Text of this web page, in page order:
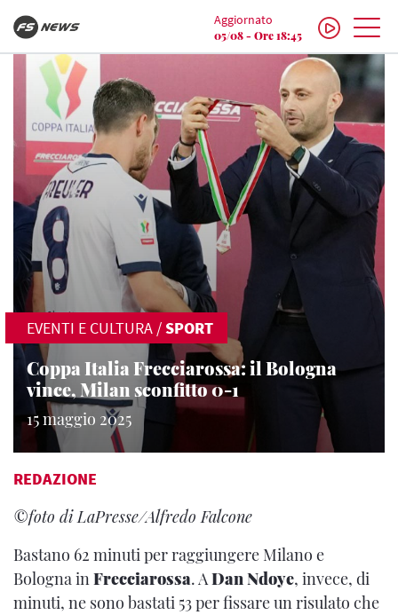
Aggiornato
05/08 - Ore 18:45
EVENTI E CULTURA /SPORT
Coppa Italia Frecciarossa: il Bologna
vince, Milan sconfitto 0-1
15 maggio 2025
REDAZIONE
©️foto di LaPresse/Alfredo Falcone
Bastano 62 minuti per raggiungere Milano e
Bologna inFrecciarossa. ADan Ndoye, invece, di
minuti, ne sono bastati 53 per fissare un risulato che